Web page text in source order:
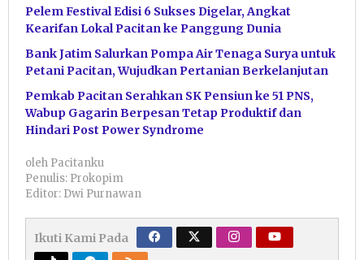
Pelem Festival Edisi 6 Sukses Digelar, Angkat
Kearifan Lokal Pacitan ke Panggung Dunia
Bank Jatim Salurkan Pompa Air Tenaga Surya untuk
Petani Pacitan, Wujudkan Pertanian Berkelanjutan
Pemkab Pacitan Serahkan SK Pensiun ke 51 PNS,
Wabup Gagarin Berpesan Tetap Produktif dan
Hindari Post Power Syndrome
oleh Pacitanku
Penulis: Prokopim
Editor: Dwi Purnawan
Ikuti Kami Pada